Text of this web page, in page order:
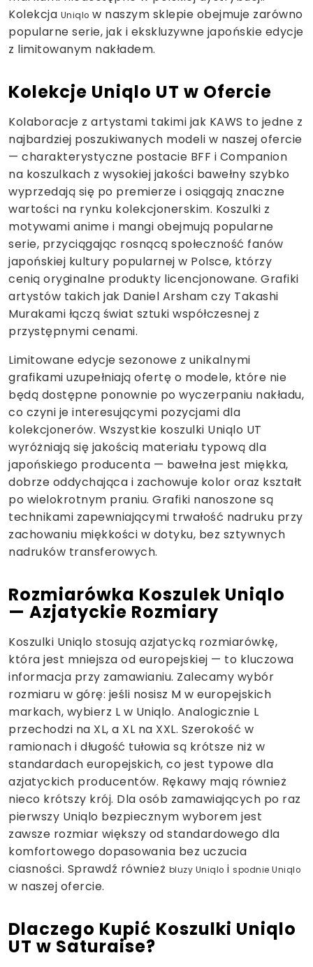
Kolekcja Uniqlo w naszym sklepie obejmuje zarówno
popularne serie, jak i ekskluzywne japońskie edycje
z limitowanym nakładem.
Kolekcje Uniqlo UT w Ofercie
Kolaboracje z artystami takimi jak KAWS to jedne z
najbardziej poszukiwanych modeli w naszej ofercie
— charakterystyczne postacie BFF i Companion
na koszulkach z wysokiej jakości bawełny szybko
wyprzedają się po premierze i osiągają znaczne
wartości na rynku kolekcjonerskim. Koszulki z
motywami anime i mangi obejmują popularne
serie, przyciągając rosnącą społeczność fanów
japońskiej kultury popularnej w Polsce, którzy
cenią oryginalne produkty licencjonowane. Grafiki
artystów takich jak Daniel Arsham czy Takashi
Murakami łączą świat sztuki współczesnej z
przystępnymi cenami.
Limitowane edycje sezonowe z unikalnymi
grafikami uzupełniają ofertę o modele, które nie
będą dostępne ponownie po wyczerpaniu nakładu,
co czyni je interesującymi pozycjami dla
kolekcjonerów. Wszystkie koszulki Uniqlo UT
wyróżniają się jakością materiału typową dla
japońskiego producenta — bawełna jest miękka,
dobrze oddychająca i zachowuje kolor oraz kształt
po wielokrotnym praniu. Grafiki nanoszone są
technikami zapewniającymi trwałość nadruku przy
zachowaniu miękkości w dotyku, bez sztywnych
nadruków transferowych.
Rozmiarówka Koszulek Uniqlo
— Azjatyckie Rozmiary
Koszulki Uniqlo stosują azjatycką rozmiarówkę,
która jest mniejsza od europejskiej — to kluczowa
informacja przy zamawianiu. Zalecamy wybór
rozmiaru w górę: jeśli nosisz M w europejskich
markach, wybierz L w Uniqlo. Analogicznie L
przechodzi na XL, a XL na XXL. Szerokość w
ramionach i długość tułowia są krótsze niż w
standardach europejskich, co jest typowe dla
azjatyckich producentów. Rękawy mają również
nieco krótszy krój. Dla osób zamawiających po raz
pierwszy Uniqlo bezpiecznym wyborem jest
zawsze rozmiar większy od standardowego dla
komfortowego dopasowania bez uczucia
ciasności. Sprawdź również bluzy Uniqlo i spodnie Uniqlo
w naszej ofercie.
Dlaczego Kupić Koszulki Uniqlo
UT w Saturaise?